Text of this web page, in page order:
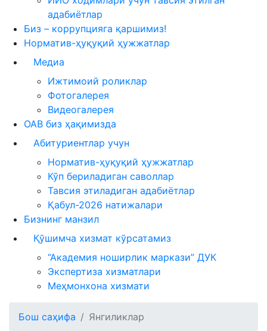
адабиётлар
Биз – коррупцияга қаршимиз!
Норматив-ҳуқуқий ҳужжатлар
Медиа
Ижтимоий роликлар
Фотогалерея
Видеогалерея
ОАВ биз ҳақимизда
Абитуриентлар учун
Норматив-ҳуқуқий ҳужжатлар
Кўп бериладиган саволлар
Тавсия этиладиган адабиётлар
Қабул-2026 натижалари
Бизнинг манзил
Қўшимча хизмат кўрсатамиз
“Академия ноширлик маркази” ДУК
Экспертиза хизматлари
Меҳмонхона хизмати
Бош саҳифа Янгиликлар